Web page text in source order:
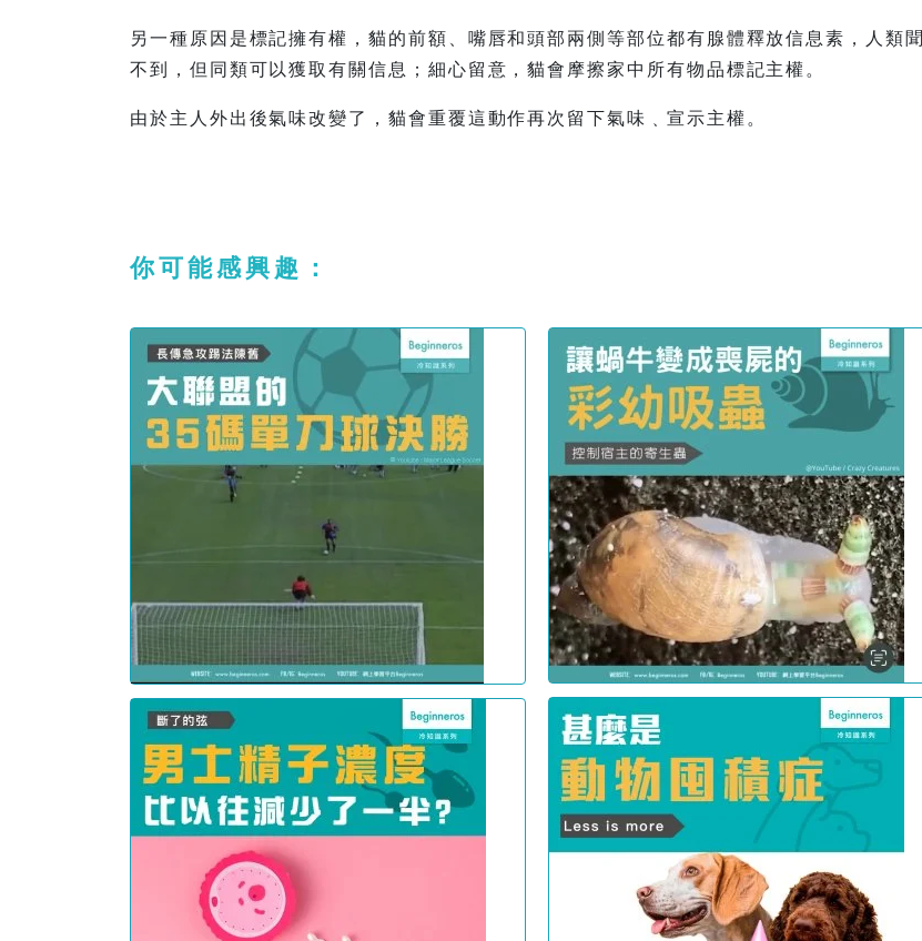
另一種原因是標記擁有權，貓的前額、嘴唇和頭部兩側等部位都有腺體釋放信息素，人類聞
不到，但同類可以獲取有關信息；細心留意，貓會摩擦家中所有物品標記主權。
由於主人外出後氣味改變了，貓會重覆這動作再次留下氣味﹑宣示主權。
你可能感興趣：